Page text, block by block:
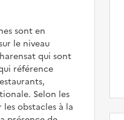
sont en
le niveau
qui sont
référence
Selon les
obstacles à la